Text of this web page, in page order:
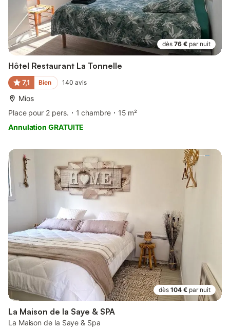
dès 76 € par nuit
Hôtel Restaurant La Tonnelle
7,1 Bien 140 avis
Mios
Place pour 2 pers.
1 chambre
15 m²
Annulation GRATUITE
dès 104 € par nuit
La Maison de la Saye & SPA
La Maison de la Saye & Spa